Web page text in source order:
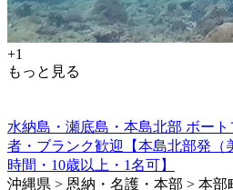
+1
もっと見る
水納島・瀬底島・本島北部 ボー
者・ブランク歓迎【本島北部発（
時間・10歳以上・1名可】
沖縄県 > 恩納・名護・本部 > 本部